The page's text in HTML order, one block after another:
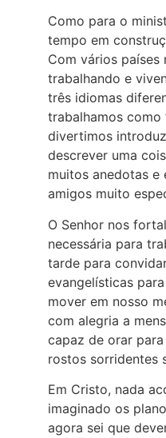
Como para o
tempo em
Com vários países
trabalhando e
três idiomas
trabalhamos
divertimos
descrever uma
muitos anedotas e
amigos muito
O Senhor nos
necessária para
tarde para
evangelísticas
mover em nosso
com alegria a
capaz de orar
rostos sorridentes
Em Cristo, nada
imaginado os
agora sei que